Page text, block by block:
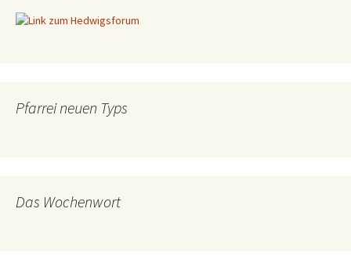
Pfarrei neuen Typs
Das Wochenwort